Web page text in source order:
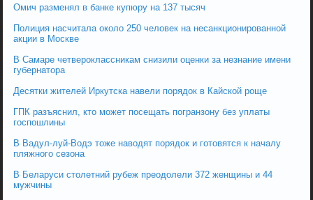
Омич разменял в банке купюру на 137 тысяч
Полиция насчитала около 250 человек на несанкционированной
акции в Москве
В Самаре четвероклассникам снизили оценки за незнание имени
губернатора
Десятки жителей Иркутска навели порядок в Кайской роще
ГПК разъяснил, кто может посещать погранзону без уплаты
госпошлины
В Вадул-луй-Водэ тоже наводят порядок и готовятся к началу
пляжного сезона
В Беларуси столетний рубеж преодолели 372 женщины и 44
мужчины